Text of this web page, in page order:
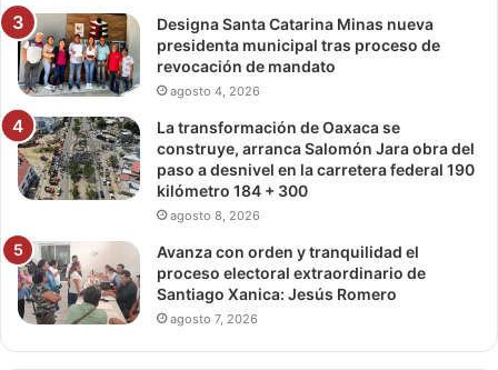
Designa Santa Catarina Minas nueva
presidenta municipal tras proceso de
revocación de mandato
agosto 4, 2026
La transformación de Oaxaca se
construye, arranca Salomón Jara obra del
paso a desnivel en la carretera federal 190
kilómetro 184 + 300
agosto 8, 2026
Avanza con orden y tranquilidad el
proceso electoral extraordinario de
Santiago Xanica: Jesús Romero
agosto 7, 2026